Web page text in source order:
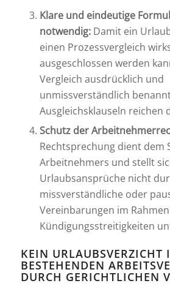
Klare und eindeutige
notwendig:Damit ein
einen Prozessvergleich
ausgeschlossen werden
Vergleich ausdrücklich und
unmissverständlich
Ausgleichsklauseln reichen
Schutz der
Rechtsprechung dient dem
Arbeitnehmers und stellt
Urlaubsansprüche nicht
missverständliche oder
Vereinbarungen im
Kündigungsstreitigkeiten
KEIN URLAUBSVERZICHT
BESTEHENDEN
DURCH GERICHTLICHEN